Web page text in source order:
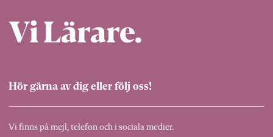
Hör gärna av dig eller följ oss!
Vi finns på mejl, telefon och i sociala medier.